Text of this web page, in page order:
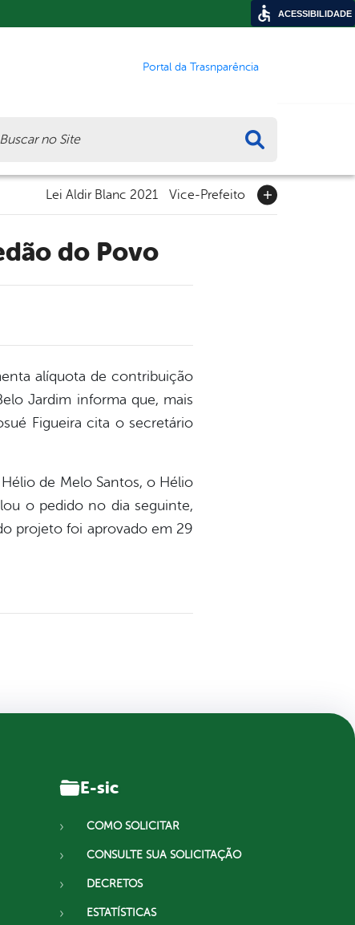
Portal da Trasnparência
Lei Aldir Blanc 2021 Vice-Prefeito
do Povo
alíquota de contribuição
Jardim informa que, mais
Figueira cita o secretário
de Melo Santos, o Hélio
o pedido no dia seguinte,
projeto foi aprovado em 29
E-sic
COMO SOLICITAR
CONSULTE SUA SOLICITAÇÃO
DECRETOS
ESTATÍSTICAS
ACESSIBILIDADE